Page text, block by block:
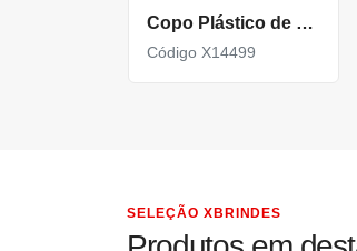
Copo Plástico de Fibra de Arroz 550ml com tampa de bocal X14499
Código X14499
SELEÇÃO XBRINDES